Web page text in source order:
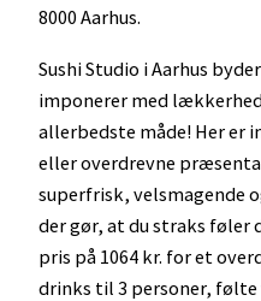
8000 Aarhus.
Sushi Studio i Aarhus
imponerer med
allerbedste måde! Her er
eller overdrevne
superfrisk, velsmagende
der gør, at du straks føler
pris på 1064 kr. for et
drinks til 3 personer,